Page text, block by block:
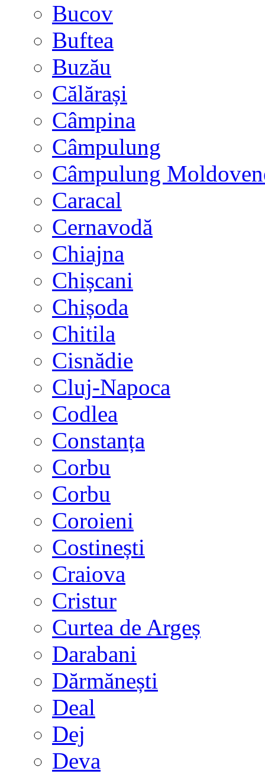
Bucov
Buftea
Buzău
Călărași
Câmpina
Câmpulung
Câmpulung
Caracal
Cernavodă
Chiajna
Chișcani
Chișoda
Chitila
Cisnădie
Cluj-Napoca
Codlea
Constanța
Corbu
Corbu
Coroieni
Costinești
Craiova
Cristur
Curtea de Argeș
Darabani
Dărmănești
Deal
Dej
Deva